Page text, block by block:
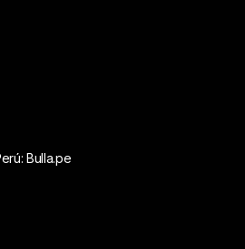
Bulla.pe